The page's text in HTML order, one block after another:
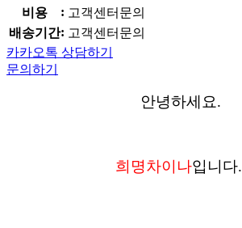
비용
: 고객센터문의
배송기간: 고객센터문의
카카오톡 상담하기
문의하기
안녕하세요.
희명차이나입니다.